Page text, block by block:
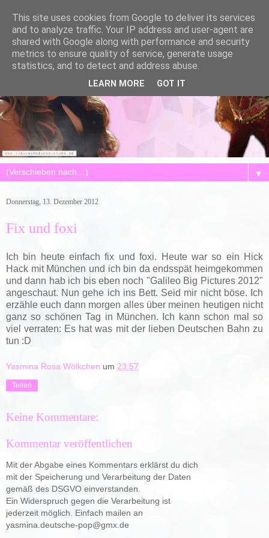
▼
Donnerstag, 13. Dezember 2012
Fix und foxi
Ich bin heute einfach fix und foxi. Heute war so ein Hick
Hack mit München und ich bin da endsspät heimgekommen
und dann hab ich bis eben noch "Galileo Big Pictures 2012"
angeschaut. Nun gehe ich ins Bett. Seid mir nicht böse. Ich
erzähle euch dann morgen alles über meinen heutigen nicht
ganz so schönen Tag in München. Ich kann schon mal so
viel verraten: Es hat was mit der lieben Deutschen Bahn zu
tun :D
Yasmina Rosa Wölkchen um 23:57
Teilen
Keine Kommentare:
Kommentar veröffentlichen
Mit der Abgabe eines Kommentars erklärst du dich
mit der Speicherung und Verarbeitung der Daten
gemäß des DSGVO einverstanden.
Ein Widerspruch gegen die Verarbeitung ist
jederzeit möglich. Einfach mailen an
yasmina.deutsche-pop@gmx.de
This site uses cookies from Google to deliver its services
and to analyze traffic. Your IP address and user-agent are
shared with Google along with performance and security
metrics to ensure quality of service, generate usage
statistics, and to detect and address abuse.
LEARN MORE GOT IT